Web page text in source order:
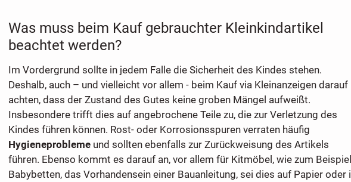
Was muss beim Kauf gebrauchter Kleinkindartikel
beachtet werden?
Im Vordergrund sollte in jedem Falle die Sicherheit des Kindes stehen.
Deshalb, auch – und vielleicht vor allem - beim Kauf via Kleinanzeigen darauf
achten, dass der Zustand des Gutes keine groben Mängel aufweißt.
Insbesondere trifft dies auf angebrochene Teile zu, die zur Verletzung des
Kindes führen können. Rost- oder Korrosionsspuren verraten häufig
Hygieneproblemeund sollten ebenfalls zur Zurückweisung des Artikels
führen. Ebenso kommt es darauf an, vor allem für Kitmöbel, wie zum Beispiel
Babybetten, das Vorhandensein einer Bauanleitung, sei dies auf Papier oder